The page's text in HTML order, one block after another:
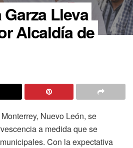
Lleva
Alcaldía de
Nuevo León, se
a medida que se
Con la expectativa